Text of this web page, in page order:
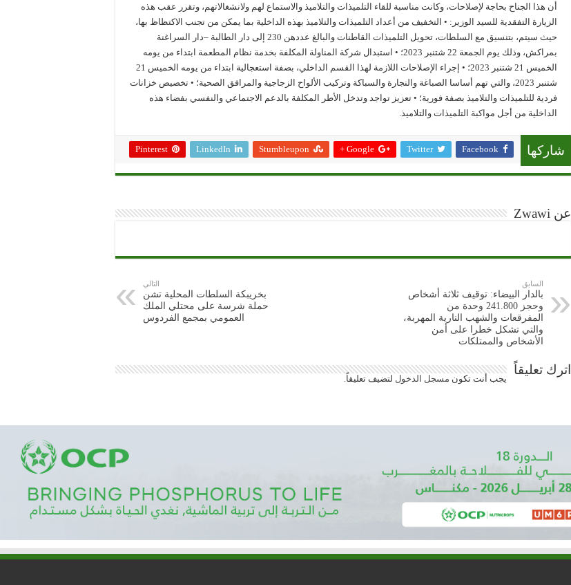
أن هذا الجناح بحاجة لإصلاحات، وكانت مناسبة للقاء التلميذات والتلاميذ والاستماع لهم ولانشغالاتهم، وتقرر عقب هذه
الزيارة التفقدية للسيد الوزير: • التخفيف من أعداد التلميذات والتلاميذ بهذه الداخلية بما يمكن من تجنب الاكتظاظ بها،
حيث سيتم، بتنسيق مع السلطات، تحويل التلميذات القاطنات والبالغ عددهن 230 إلى دار الطالبة –دار السراغنة
بمراكش، وذلك يوم الجمعة 22 شتنبر 2023؛ • استبدال شركة المناولة المكلفة بخدمة نظام المطعمة ابتداء من يومه
الخميس 21 شتنبر 2023؛ • إجراء الإصلاحات اللازمة لهذا القسم الداخلي، بصفة استعجالية ابتداء من يومه الخميس 21
شتنبر 2023، والتي تهم أساسا الصباغة والنجارة والسباكة وتركيب الألواح الزجاجية والمرافق الصحية؛ • تخصيص خزانات
فردية للتلميذات والتلاميذ بصفة فورية؛ • تعزيز تواجد وتدخل الأطر المكلفة بالدعم الاجتماعي والنفسي بفضاء هذه
الداخلية من أجل مواكبة التلميذات والتلاميذ.
شاركها Facebook
Twitter
Google +
Stumbleupon
LinkedIn
Pinterest
عن Zwawi
السابق
بالدار البيضاء: توقيف ثلاثة أشخاص
وحجز 241.800 وحدة من
المفرقعات والشهب النارية المهربة،
والتي تشكل خطرا على أمن
الأشخاص والممتلكات
التالي
بخريبكة السلطات المحلية تشن
حملة شرسة على محتلي الملك
العمومي بمجمع الفردوس
اترك تعليقاً
يجب أنت تكون مسجل الدخول لتضيف تعليقاً.